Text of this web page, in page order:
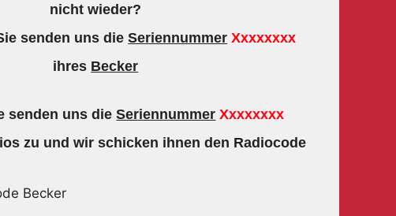
nicht wieder?
senden uns dieSeriennummer Xxxxxxxx
ihres Becker
senden uns dieSeriennummer Xxxxxxxx
zu und wir schicken ihnen den Radiocode